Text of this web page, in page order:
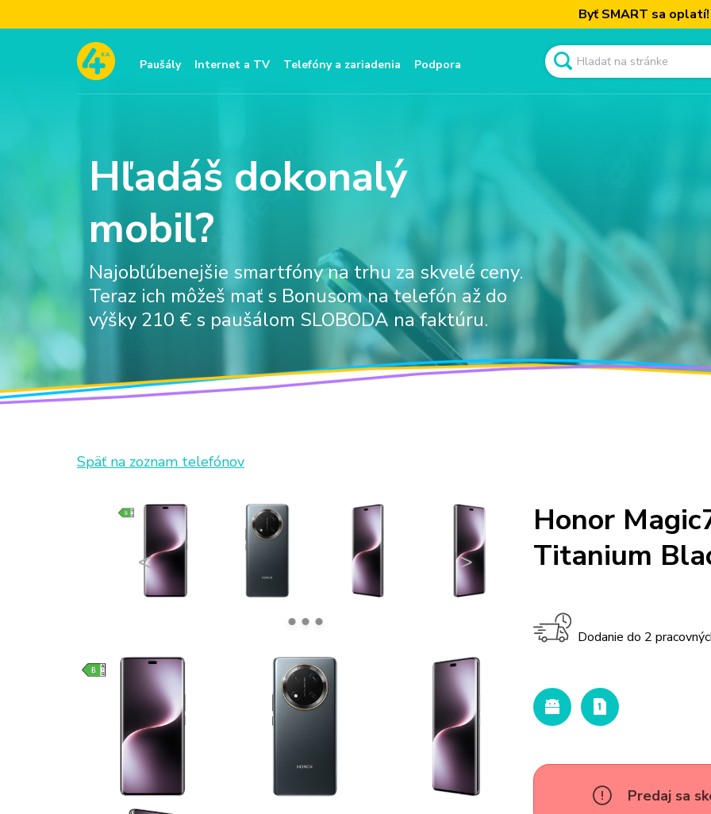
Byť SMART sa oplatí! Získajte
Paušály Internet a TV Telefóny a zariadenia Podpora
Hľadáš dokonalý
mobil?
Najobľúbenejšie smartfóny na trhu za skvelé ceny.
Teraz ich môžeš mať s Bonusom na telefón až do
výšky 210 € s paušálom SLOBODA na faktúru.
Späť na zoznam telefónov
< >
Honor
Titanium
Dodanie do 2
Predaj sa